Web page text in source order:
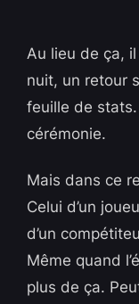
Au lieu de ça,
nuit, un retour
feuille de
cérémonie.
Mais dans ce
Celui d’un
d’un
Même quand
plus de ça.